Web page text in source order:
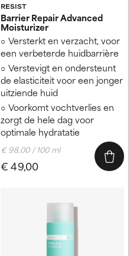
RESIST
Barrier Repair Advanced
Moisturizer
Versterkt en verzacht, voor
een verbeterde huidbarrière
Verstevigt en ondersteunt
de elasticiteit voor een jonger
uitziende huid
Voorkomt vochtverlies en
zorgt de hele dag voor
optimale hydratatie
€ 49,00
€ 98,00 / 100 ml